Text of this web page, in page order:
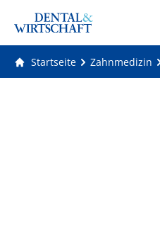
Startseite Zahnmedizin